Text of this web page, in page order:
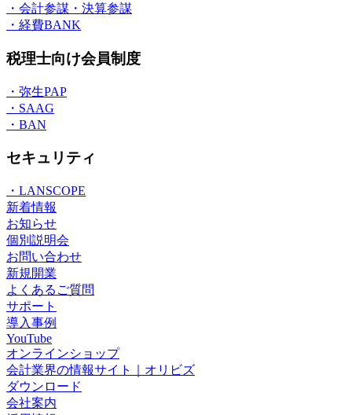
・会計参謀・決算参謀
・経費BANK
税理士向け会員制度
・弥生PAP
・SAAG
・BAN
セキュリティ
・LANSCOPE
新着情報
お知らせ
個別説明会
お問い合わせ
新規開業
よくあるご質問
サポート
導入事例
YouTube
オンラインショップ
会計業界の情報サイト｜オリビズ
ダウンロード
会社案内